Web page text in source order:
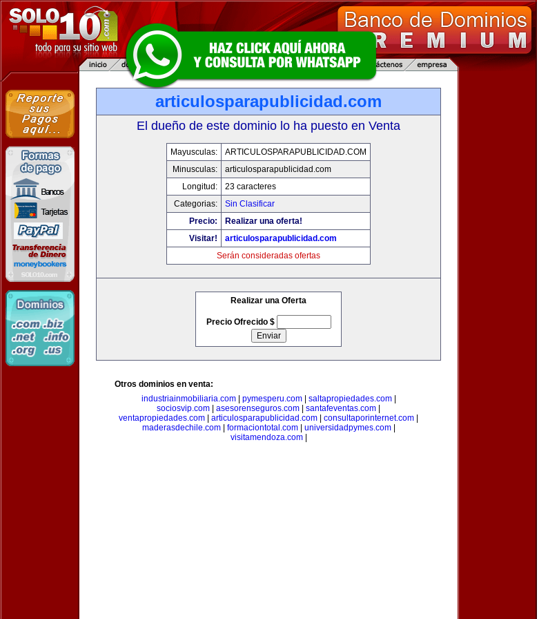
articulosparapublicidad.com
El dueño de este dominio lo ha puesto en Venta
Mayusculas:
ARTICULOSPARAPUBLICIDAD.COM
Minusculas:
articulosparapublicidad.com
Longitud:
23 caracteres
Categorias:
Sin Clasificar
Precio:
Realizar una oferta!
Visitar!
articulosparapublicidad.com
Serán consideradas ofertas
Realizar una Oferta
Precio Ofrecido $
Otros dominios en venta:
industriainmobiliaria.com| pymesperu.com| saltapropiedades.com|
sociosvip.com
asesorenseguros.com santafeventas.com
ventapropiedades.com
articulosparapublicidad.com consultaporinternet.com
maderasdechile.com| formaciontotal.com| universidadpymes.com|
visitamendoza.com|